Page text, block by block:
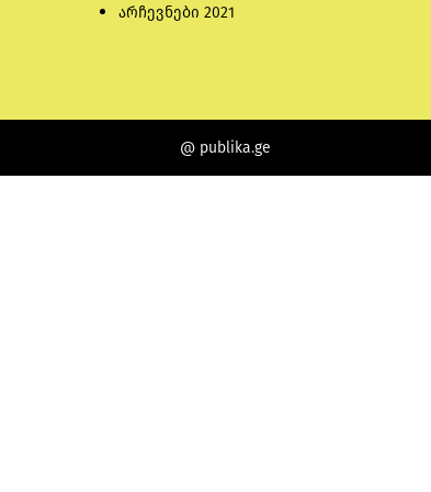
არჩევნები 2021
@ publika.ge